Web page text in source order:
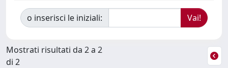
o inserisci le iniziali:
Mostrati risultati da 2 a 2
di 2